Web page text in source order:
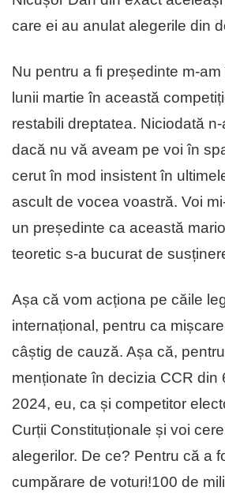
care ei au anulat alegerile din
Nu pentru a fi președinte m-am
lunii martie în această
restabili dreptatea. Niciodată
dacă nu vă aveam pe voi în
cerut în mod insistent în
ascult de vocea voastră. Voi
un președinte ca această
teoretic s-a bucurat de
Așa că vom acționa pe căile
internațional, pentru ca
câștig de cauză. Așa că,
menționate în decizia CCR din
2024, eu, ca și competitor
Curții Constituționale și voi
alegerilor. De ce? Pentru că a
cumpărare de voturi!100 de